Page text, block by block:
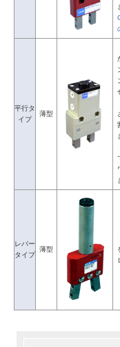
平行タ
イプ
薄型
レバー
タイプ
薄型